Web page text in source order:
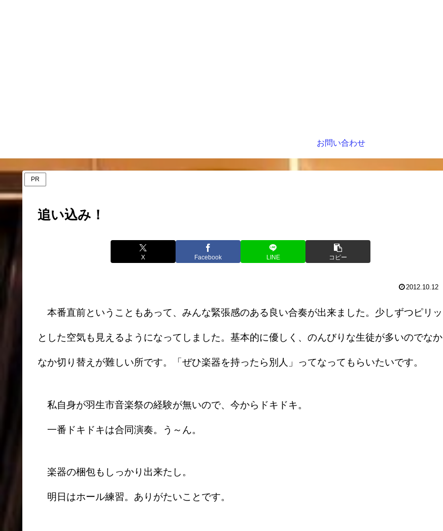
お問い合わせ
PR
追い込み！
X Facebook LINE コピー
2012.10.12
本番直前ということもあって、みんな緊張感のある良い合奏が出来ました。少しずつピリッ
とした空気も見えるようになってしました。基本的に優しく、のんびりな生徒が多いのでなか
なか切り替えが難しい所です。「ぜひ楽器を持ったら別人」ってなってもらいたいです。
私自身が羽生市音楽祭の経験が無いので、今からドキドキ。
一番ドキドキは合同演奏。う～ん。
楽器の梱包もしっかり出来たし。
明日はホール練習。ありがたいことです。